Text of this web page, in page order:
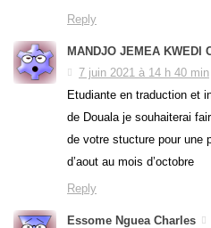
Reply
MANDJO JEMEA KWEDI
7 juin 2021 à 14 h 40 min
Etudiante en traduction et
de Douala je souhaiterai
de votre stucture pour une
d’aout au mois d’octobre
Reply
Essome Nguea Charles